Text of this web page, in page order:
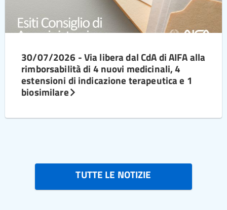
30/07/2026 - Via libera dal CdA di AIFA alla
rimborsabilità di 4 nuovi medicinali, 4
estensioni di indicazione terapeutica e 1
biosimilare
TUTTE LE NOTIZIE